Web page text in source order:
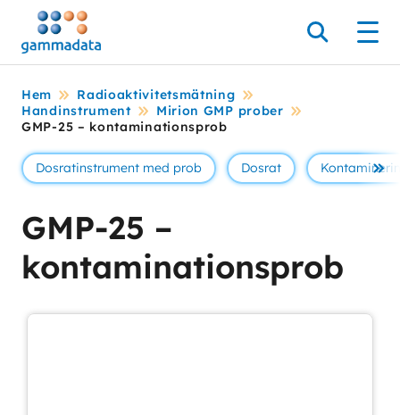
Hoppa
huvudinnehållt
Sök
Hem
Radioaktivitetsmätning
Handinstrument
Mirion GMP prober
GMP-25 – kontaminationsprob
Dosratinstrument med prob Dosrat Se
GMP-25 –
kontaminationsprob